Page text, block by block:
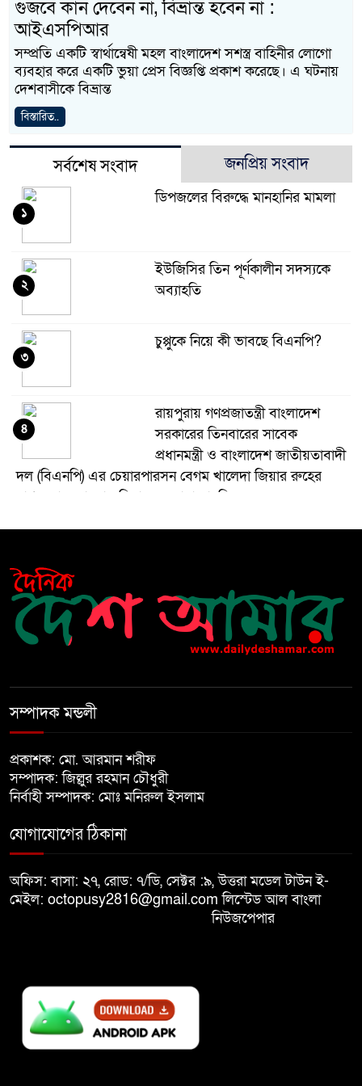
গুজবে কান দেবেন না, বিভ্রান্ত হবেন না :
আইএসপিআর
সম্প্রতি একটি স্বার্থান্বেষী মহল বাংলাদেশ সশস্ত্র বাহিনীর লোগো
ব্যবহার করে একটি ভুয়া প্রেস বিজ্ঞপ্তি প্রকাশ করেছে। এ ঘটনায়
দেশবাসীকে বিভ্রান্ত
বিস্তারিত..
সর্বশেষ সংবাদ জনপ্রিয় সংবাদ
ডিপজলের বিরুদ্ধে মানহানির মামলা
১
ইউজিসির তিন পূর্ণকালীন সদস্যকে
অব্যাহতি
২
চুপ্পুকে নিয়ে কী ভাবছে বিএনপি?
৩
রায়পুরায় গণপ্রজাতন্ত্রী বাংলাদেশ
সরকারের তিনবারের সাবেক
প্রধানমন্ত্রী ও বাংলাদেশ জাতীয়তাবাদী
দল (বিএনপি) এর চেয়ারপারসন বেগম খালেদা জিয়ার রুহের
মাগফেরাত কামনায় মিলাদ ও দোয়া মাহফিল
৪
নির্বাচনের আগেই ফিরতে মরিয়া
‘পলাতক শক্তি’
৬
খালেদা জিয়ার শারীরিক অবস্থা এখনো
অনিশ্চিত
৮
৯
বিজয় দিবসে দীঘিনালায় জামায়াতে
ইসলামীর বর্ণাঢ্য র‍্যালি
সম্পাদক মন্ডলী
প্রকাশক: মো. আরমান শরীফ
সম্পাদক: জিল্লুর রহমান চৌধুরী
নির্বাহী সম্পাদক: মোঃ মনিরুল ইসলাম
যোগাযোগের ঠিকানা
অফিস: বাসা: ২৭, রোড: ৭/ডি, সেক্টর :৯, উত্তরা মডেল টাউন ই-
মেইল: octopusy2816@gmail.comলিস্টেড আল বাংলা
নিউজপেপার